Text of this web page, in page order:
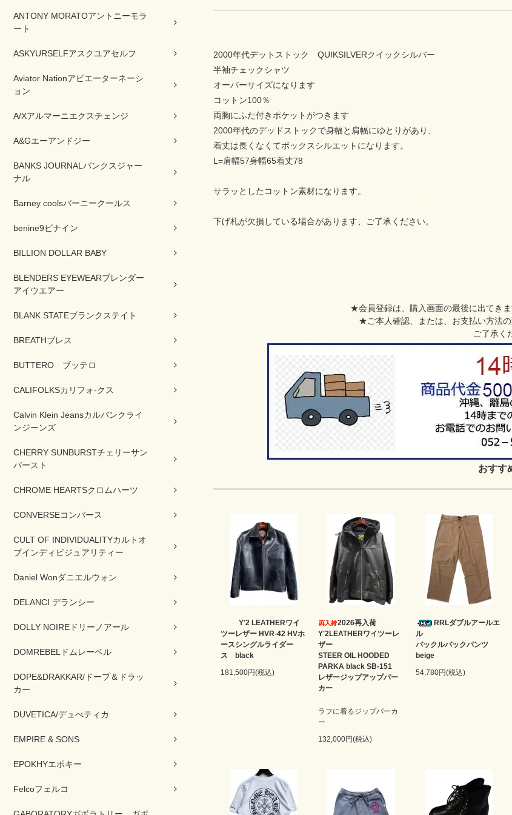
ANTONY MORATOアントニーモラ
ート
ASKYURSELFアスクユアセルフ
Aviator Nationアビエーターネーシ
ョン
A/Xアルマーニエクスチェンジ
A&Gエーアンドジー
BANKS JOURNALバンクスジャー
ナル
Barney coolsバーニークールス
benine9ビナイン
BILLION DOLLAR BABY
BLENDERS EYEWEARブレンダー
アイウエアー
BLANK STATEブランクステイト
BREATHブレス
BUTTERO ブッテロ
CALIFOLKSカリフォ-クス
Calvin Klein Jeansカルバンクライ
ンジーンズ
CHERRY SUNBURSTチェリーサン
バースト
CHROME HEARTSクロムハーツ
CONVERSEコンバース
CULT OF INDIVIDUALITYカルトオ
ブインディビジュアリティー
Daniel Wonダニエルウォン
DELANCI デランシー
DOLLY NOIREドリーノアール
DOMREBELドムレーベル
DOPE&DRAKKAR/ドープ＆ドラッ
カー
DUVETICA/デュべティカ
EMPIRE & SONS
EPOKHYエポキー
Felcoフェルコ
2000年代デットストック QUIKSILVERクイックシルバー
半袖チェックシャツ
オーバーサイズになります
コットン100％
両胸にふた付きポケットがつきます
2000年代のデッドストックで身幅と肩幅にゆとりがあり、
着丈は長くなくてボックスシルエットになります。
L=肩幅57身幅65着丈78
サラッとしたコットン素材になります。
下げ札が欠損している場合があります、ご了承ください。
★会員登録は、購入画面の最後に出てき
★ご本人確認、または、お支払い方法
ご了承く
おすす
Y'2 LEATHERワイ
ツーレザー HVR-42 HVホ
ースシングルライダー
ス black
181,500円(税込)
2026再入荷
Y'2LEATHERワイツーレ
ザー
STEER OIL HOODED
PARKA black SB-151
レザージップアップパー
カー
ラフに着るジップパーカ
ー
132,000円(税込)
RRLダブルアールエ
ル
バックルバックパンツ
beige
54,780円(税込)